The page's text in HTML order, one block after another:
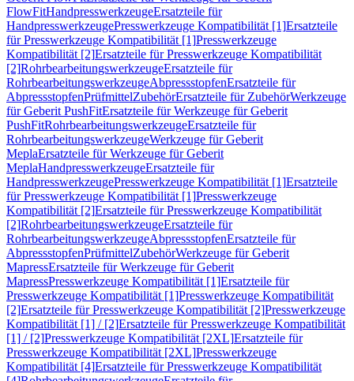
FlowFitHandpresswerkzeugeErsatzteile für
HandpresswerkzeugePresswerkzeuge Kompatibilität [1]Ersatzteile
für Presswerkzeuge Kompatibilität [1]Presswerkzeuge
Kompatibilität [2]Ersatzteile für Presswerkzeuge Kompatibilität
[2]RohrbearbeitungswerkzeugeErsatzteile für
RohrbearbeitungswerkzeugeAbpressstopfenErsatzteile für
AbpressstopfenPrüfmittelZubehörErsatzteile für ZubehörWerkzeuge
für Geberit PushFitErsatzteile für Werkzeuge für Geberit
PushFitRohrbearbeitungswerkzeugeErsatzteile für
RohrbearbeitungswerkzeugeWerkzeuge für Geberit
MeplaErsatzteile für Werkzeuge für Geberit
MeplaHandpresswerkzeugeErsatzteile für
HandpresswerkzeugePresswerkzeuge Kompatibilität [1]Ersatzteile
für Presswerkzeuge Kompatibilität [1]Presswerkzeuge
Kompatibilität [2]Ersatzteile für Presswerkzeuge Kompatibilität
[2]RohrbearbeitungswerkzeugeErsatzteile für
RohrbearbeitungswerkzeugeAbpressstopfenErsatzteile für
AbpressstopfenPrüfmittelZubehörWerkzeuge für Geberit
MapressErsatzteile für Werkzeuge für Geberit
MapressPresswerkzeuge Kompatibilität [1]Ersatzteile für
Presswerkzeuge Kompatibilität [1]Presswerkzeuge Kompatibilität
[2]Ersatzteile für Presswerkzeuge Kompatibilität [2]Presswerkzeuge
Kompatibilität [1] / [2]Ersatzteile für Presswerkzeuge Kompatibilität
[1] / [2]Presswerkzeuge Kompatibilität [2XL]Ersatzteile für
Presswerkzeuge Kompatibilität [2XL]Presswerkzeuge
Kompatibilität [4]Ersatzteile für Presswerkzeuge Kompatibilität